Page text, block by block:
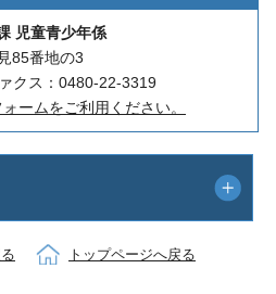
児童青少年係
85番地の3
クス：0480-22-3319
ームをご利用ください。
トップページへ戻る